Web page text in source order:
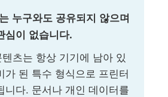
누구와도 공유되지 않으며
심이 없습니다.
츠는 항상 기기에 남아 있
가 된 특수 형식으로 프린터
니다. 문서나 개인 데이터를